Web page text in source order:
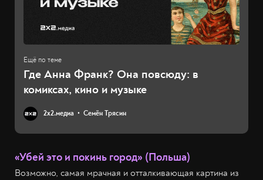
Где Анна Франк? Она повсюду: в
комиксах, кино и музыке
2х2.медиа Семён Трясин
«Убей это и покинь город» (Польша)
Возможно, самая мрачная и отталкивающая картина из